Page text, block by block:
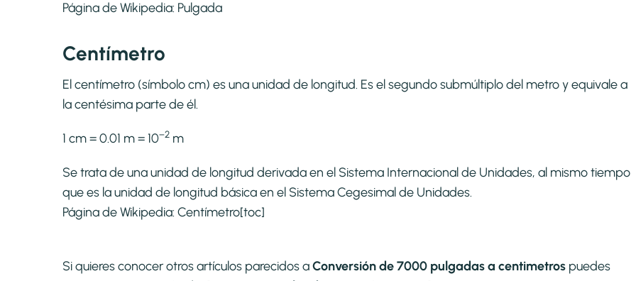
Página de Wikipedia: Pulgada
Centímetro
El centímetro (símbolo cm) es una unidad de longitud. Es el segundo submúltiplo del metro y equivale a
la centésima parte de él.
1 cm = 0.01 m = 10−2 m
Se trata de una unidad de longitud derivada en el Sistema Internacional de Unidades, al mismo tiempo
que es la unidad de longitud básica en el Sistema Cegesimal de Unidades.
Página de Wikipedia: Centímetro[toc]
Si quieres conocer otros artículos parecidos aConversión de 7000 pulgadas a centimetros puedes